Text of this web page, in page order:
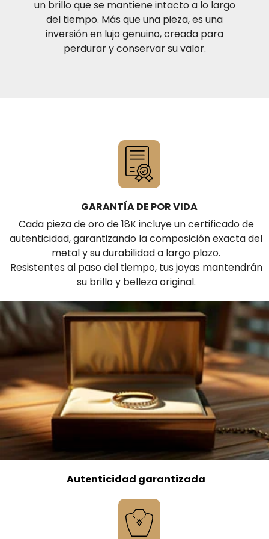
Su diseño elegante y poderoso representalealtad,
nobleza y movimiento eterno, cualidades que lo
convierten en un emblema de estilo y distinción.
un brillo que se mantiene intacto a lo largo
del tiempo. Más que una pieza, es una
inversión en lujo genuino, creada para
perdurar y conservar su valor.
GARANTÍA DE POR VIDA
Cada pieza de oro de 18K incluye un certificado de
autenticidad, garantizando la composición exacta del
metal y su durabilidad a largo plazo.
Resistentes al paso del tiempo, tus joyas mantendrán
su brillo y belleza original.
Autenticidad garantizada